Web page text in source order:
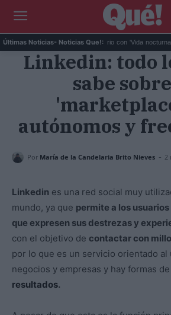
Últimas Noticias- Noticias Que!:
Fido da el salto en solitario con 'Vida nocturna' ...
Linkedin: todo
sabe
autónomos y
Por María de la Candelaria Brito Nieves - 2
Linkedin es una red social muy
mundo, ya que permite a los
que expresen sus destrezas y
con el objetivo de contactar con
por lo que es un servicio orientado al
negocios y empresas y hay formas de
resultados.